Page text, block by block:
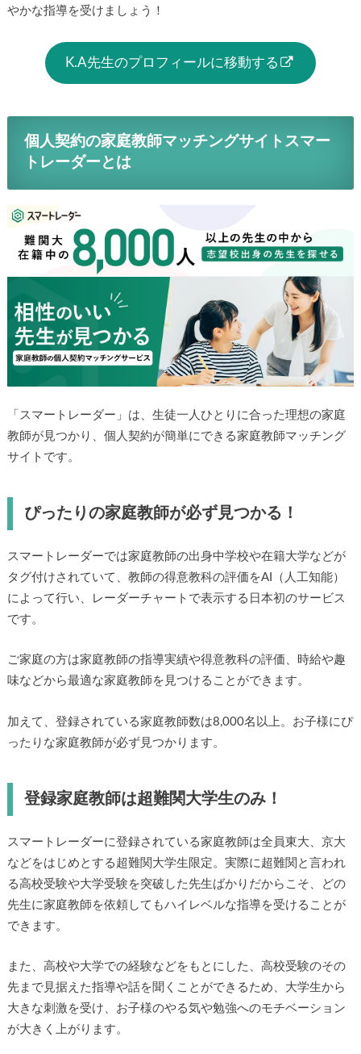
やかな指導を受けましょう！
K.A先生のプロフィールに移動する
個人契約の家庭教師マッチングサイトスマー
トレーダーとは
「スマートレーダー」は、生徒一人ひとりに合った理想の家庭
教師が見つかり、個人契約が簡単にできる家庭教師マッチング
サイトです。
ぴったりの家庭教師が必ず見つかる！
スマートレーダーでは家庭教師の出身中学校や在籍大学などが
タグ付けされていて、教師の得意教科の評価をAI（人工知能）
によって行い、レーダーチャートで表示する日本初のサービス
です。
ご家庭の方は家庭教師の指導実績や得意教科の評価、時給や趣
味などから最適な家庭教師を見つけることができます。
加えて、登録されている家庭教師数は8,000名以上。お子様にぴ
ったりな家庭教師が必ず見つかります。
登録家庭教師は超難関大学生のみ！
スマートレーダーに登録されている家庭教師は全員東大、京大
などをはじめとする超難関大学生限定。実際に超難関と言われ
る高校受験や大学受験を突破した先生ばかりだからこそ、どの
先生に家庭教師を依頼してもハイレベルな指導を受けることが
できます。
また、高校や大学での経験などをもとにした、高校受験のその
先まで見据えた指導や話を聞くことができるため、大学生から
大きな刺激を受け、お子様のやる気や勉強へのモチベーション
が大きく上がります。